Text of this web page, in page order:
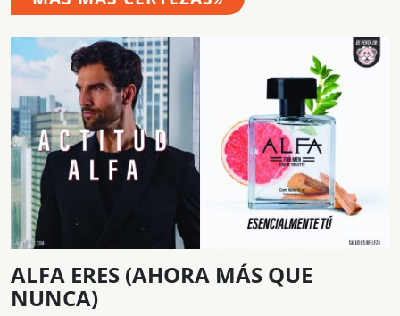
ALFA ERES (AHORA MÁS QUE
NUNCA)